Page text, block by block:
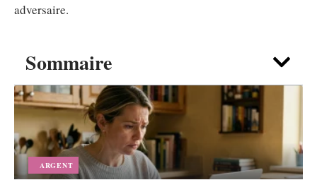
Sommaire
ARGENT
adversaire.